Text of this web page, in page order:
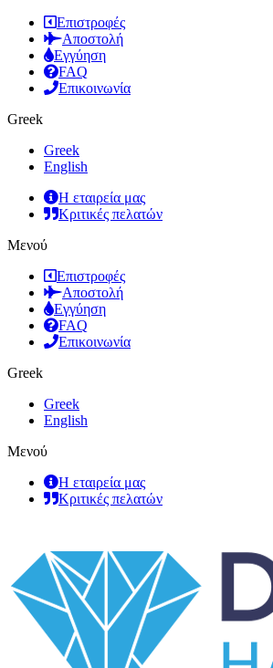
Επιστροφές
Αποστολή
Εγγύηση
FAQ
Επικοινωνία
Greek
Greek
English
Η εταιρεία μας
Κριτικές πελατών
Μενού
Επιστροφές
Αποστολή
Εγγύηση
FAQ
Επικοινωνία
Greek
Greek
English
Μενού
Η εταιρεία μας
Κριτικές πελατών